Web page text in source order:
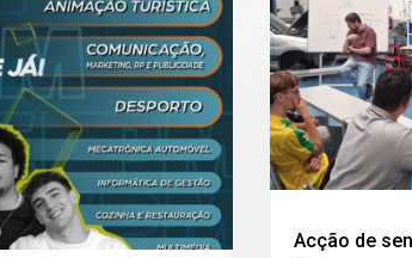
Acção de